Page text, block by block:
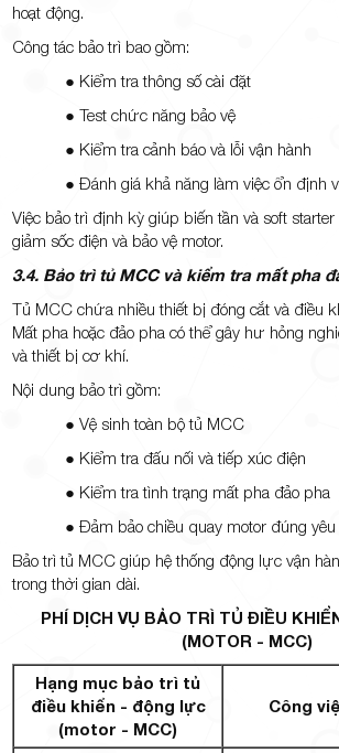
hoạt động.
Công tác bảo trì bao gồm:
● Kiểm tra thông số cài đặt
● Test chức năng bảo vệ
● Kiểm tra cảnh báo và lỗi vận hành
● Đánh giá khả năng làm việc ổn định
Việc bảo trì định kỳ giúp biến tần và soft starter
giảm sốc điện và bảo vệ motor.
3.4. Bảo trì tủ MCC và kiểm tra mất pha
Tủ MCC chứa nhiều thiết bị đóng cắt và điều
Mất pha hoặc đảo pha có thể gây hư hỏng
và thiết bị cơ khí.
Nội dung bảo trì gồm:
● Vệ sinh toàn bộ tủ MCC
● Kiểm tra đấu nối và tiếp xúc điện
● Kiểm tra tình trạng mất pha đảo pha
● Đảm bảo chiều quay motor đúng
Bảo trì tủ MCC giúp hệ thống động lực vận
trong thời gian dài.
PHÍ DỊCH VỤ BẢO TRÌ TỦ ĐIỀU
(MOTOR - MCC)
Hạng mục bảo trì tủ
điều khiển - động lực
(motor - MCC)
Công